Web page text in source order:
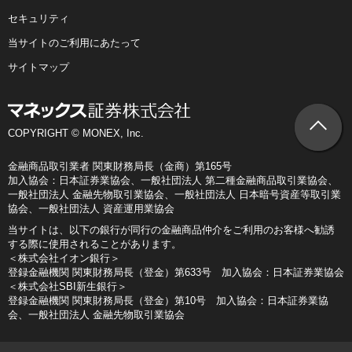
セキュリティ
当サイトのご利用にあたって
サイトマップ
COPYRIGHT © MONEX, Inc.
金融商品取引業者 関東財務局長（金商）第165号
加入協会：日本証券業協会、一般社団法人 第二種金融商品取引業協会、
一般社団法人 金融先物取引業協会、一般社団法人 日本暗号資産等取引業
協会、一般社団法人 資産運用業協会
当サイトは、以下の銀行が同行の金融商品仲介をご利用のお客様へ勧誘
する際に使用されることがあります。
＜株式会社イオン銀行＞
登録金融機関 関東財務局長（登金）第633号 加入協会：日本証券業協会
＜株式会社SBI新生銀行＞
登録金融機関 関東財務局長（登金）第10号 加入協会：日本証券業協
会、一般社団法人 金融先物取引業協会